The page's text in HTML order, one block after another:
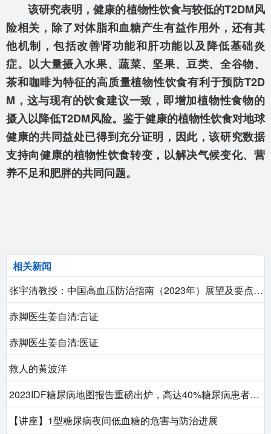
该研究表明，健康的植物性饮食与较低的T2DM风
险相关，除了对体脂和血糖产生有益作用外，还有其
他机制，包括改善肾功能和肝功能以及降低基础炎
症。以大量摄入水果、蔬菜、坚果、豆类、全谷物、
茶和咖啡为特征的高质量植物性饮食有利于预防T2D
M，这与现有的饮食建议一致，即增加植物性食物的
摄入以降低T2DM风险。鉴于健康的植物性饮食对地球
健康的共同益处已得到充分证明，因此，该研究数据
支持向健康的植物性饮食转变，以解决气候变化、营
养不足和肥胖的共同问题。
相关新闻
张宇清教授：中国高血压防治指南（2023年）展望及要点解读
赤脚医生姜自清:言证
赤脚医生姜自清:医证
救人的黄波洋
2023IDF糖尿病地图报告重磅出炉，高达40%糖尿病患者合并CKD
【讲座】1型糖尿病夜间低血糖的危害与防治进展